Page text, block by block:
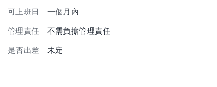
可上班日 一個月內
管理責任 不需負擔管理責任
是否出差 未定